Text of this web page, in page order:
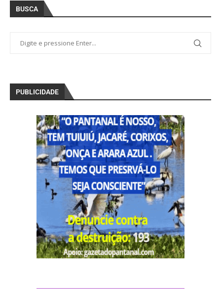
BUSCA
PUBLICIDADE